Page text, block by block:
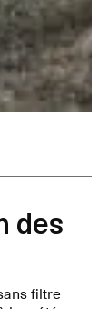
des
filtre